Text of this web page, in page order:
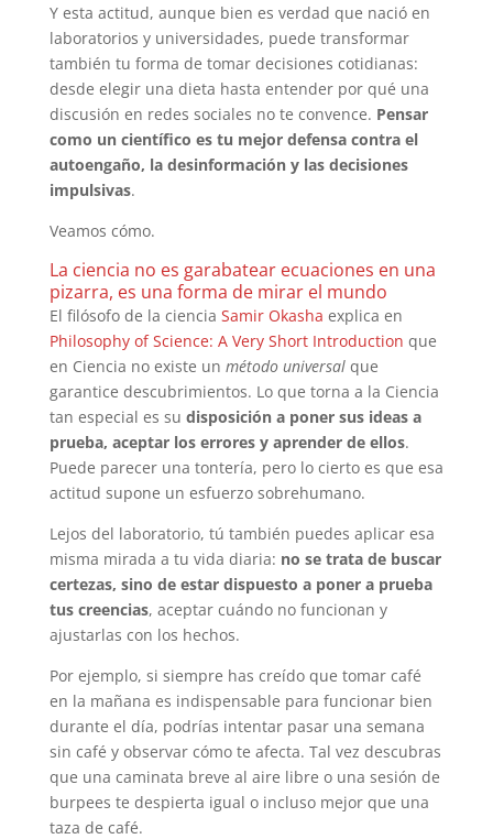
Y esta actitud, aunque bien es verdad que nació en
laboratorios y universidades, puede transformar
también tu forma de tomar decisiones cotidianas:
desde elegir una dieta hasta entender por qué una
discusión en redes sociales no te convence. Pensar
como un científico es tu mejor defensa contra el
autoengaño, la desinformación y las decisiones
impulsivas.
Veamos cómo.
La ciencia no es garabatear ecuaciones en una
pizarra, es una forma de mirar el mundo
El filósofo de la ciencia Samir Okasha explica en
Philosophy of Science: A Very Short Introduction que
en Ciencia no existe un método universalque
garantice descubrimientos. Lo que torna a la Ciencia
tan especial es su disposición a poner sus ideas a
prueba, aceptar los errores y aprender de ellos.
Puede parecer una tontería, pero lo cierto es que esa
actitud supone un esfuerzo sobrehumano.
Lejos del laboratorio, tú también puedes aplicar esa
misma mirada a tu vida diaria: no se trata de buscar
certezas, sino de estar dispuesto a poner a prueba
tus creencias, aceptar cuándo no funcionan y
ajustarlas con los hechos.
Por ejemplo, si siempre has creído que tomar café
en la mañana es indispensable para funcionar bien
durante el día, podrías intentar pasar una semana
sin café y observar cómo te afecta. Tal vez descubras
que una caminata breve al aire libre o una sesión de
burpees te despierta igual o incluso mejor que una
taza de café.